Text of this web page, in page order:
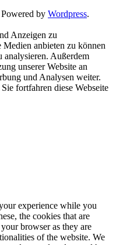
Powered by Wordpress.
Anzeigen zu
anbieten zu können
analysieren. Außerdem
unserer Website an
und Analysen weiter.
fortfahren diese Webseite
experience while you
the cookies that are
browser as they are
of the website. We